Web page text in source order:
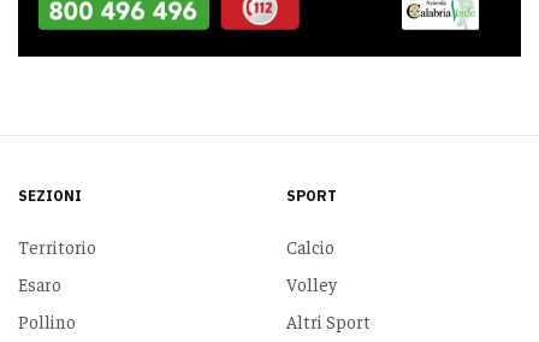
SEZIONI
Territorio
Esaro
Pollino
SPORT
Calcio
Volley
Altri Sport